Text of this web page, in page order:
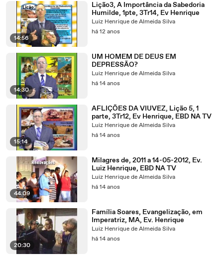
14:56
Lição3, A Importância da Sabedoria
Humilde, 1pte, 3Tr14, Ev Henrique
Luiz Henrique de Almeida Silva
há 12 anos
14:30
UM HOMEM DE DEUS EM
DEPRESSÃO?
Luiz Henrique de Almeida Silva
há 14 anos
15:14
AFLIÇÕES DA VIUVEZ, Lição 5, 1
parte, 3Tr12, Ev Henrique, EBD NA TV
Luiz Henrique de Almeida Silva
há 14 anos
44:09
Milagres de, 2011 a 14-05-2012, Ev.
Luiz Henrique, EBD NA TV
Luiz Henrique de Almeida Silva
há 14 anos
20:30
Família Soares, Evangelização, em
Imperatriz, MA, Ev. Henrique
Luiz Henrique de Almeida Silva
há 14 anos